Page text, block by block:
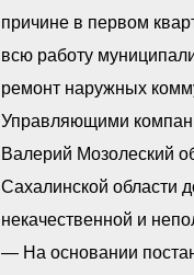
причине в первом
всю работу
ремонт наружных
Управляющими
Валерий Мозолеский
Сахалинской области
некачественной и
— На основании